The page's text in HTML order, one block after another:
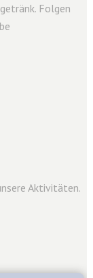
Folgen
Aktivitäten.